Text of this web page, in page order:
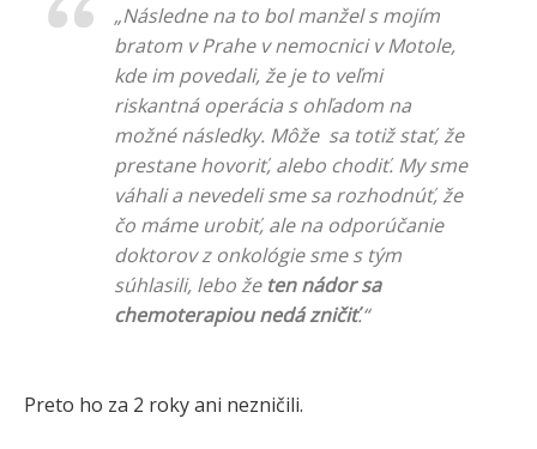
„Následne na to bol manžel s mojím
bratom v Prahe v nemocnici v Motole,
kde im povedali, že je to veľmi
riskantná operácia s ohľadom na
možné následky. Môže sa totiž stať, že
prestane hovoriť, alebo chodiť. My sme
váhali a nevedeli sme sa rozhodnúť, že
čo máme urobiť, ale na odporúčanie
doktorov z onkológie sme s tým
súhlasili, lebo že ten nádor sa
chemoterapiou nedá zničiť.“
Preto ho za 2 roky ani nezničili.